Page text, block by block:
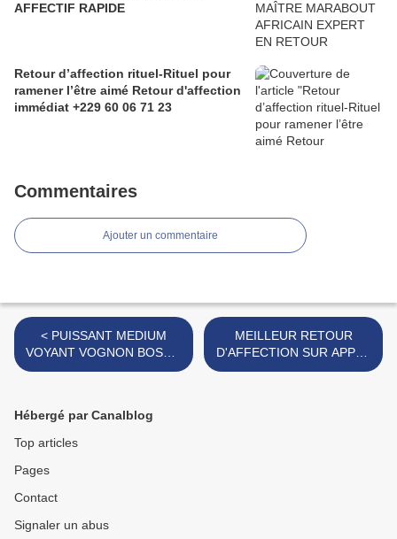
AFFECTIF RAPIDE
Retour d’affection rituel-Rituel pour
ramener l’être aimé Retour d'affection
immédiat +229 60 06 71 23
Commentaires
Ajouter un commentaire
< PUISSANT MEDIUM
VOYANT VOGNON BOSSA,
MARABOUT HONNÊTE EN
MEILLEUR RETOUR
D'AFFECTION SUR APPEL
VIDÉO-MARABOUT
Hébergé par Canalblog
Top articles
Pages
Contact
Signaler un abus